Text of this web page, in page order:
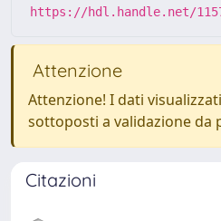
https://hdl.handle.net/
Attenzione
Attenzione! I dati
sottoposti a validazione da
Citazioni